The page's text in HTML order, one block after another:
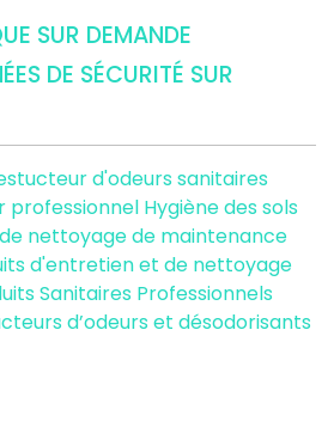
SUR DEMANDE
DE SÉCURITÉ SUR
d'odeurs sanitaires
professionnel Hygiène des sols
nettoyage de maintenance
d'entretien et de nettoyage
Sanitaires Professionnels
d’odeurs et désodorisants